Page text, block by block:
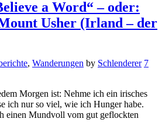
a Word“ – oder:
Usher (Irland – der
, Wanderungen by Schlenderer 7
Morgen ist: Nehme ich ein irisches
ich nur so viel, wie ich Hunger habe.
einen Mundvoll vom gut geflockten